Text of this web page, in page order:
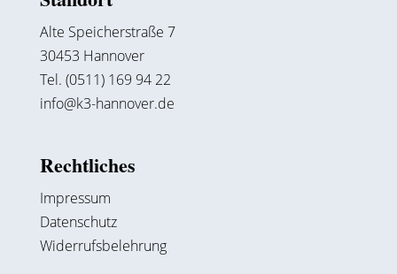
Alte Speicherstraße 7
30453 Hannover
Tel. (0511) 169 94 22
info@k3-hannover.de
Rechtliches
Impressum
Datenschutz
Widerrufsbelehrung